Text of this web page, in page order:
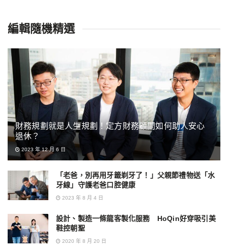
編輯隨機精選
財務規劃就是人生規劃！定方財務顧問如何助人安心
退休？
2023 年 12 月 6 日
「老爸，別再用牙籤剃牙了！」父親節禮物送「水
牙線」守護老爸口腔健康
2023 年 8 月 4 日
設計、製造一條龍客製化服務 HoQin好穿吸引美
鞋控朝聖
2020 年 8 月 20 日